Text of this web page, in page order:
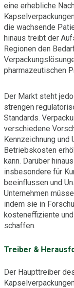
eine erhebliche
die wachsende
hinaus treibt der
Regionen den
pharmazeutischen
Der Markt steht
strengen
Standards.
verschiedene
Kennzeichnung und
Betriebskosten
kann. Darüber
insbesondere für
beeinflussen und
Unternehmen
indem sie in
kosteneffiziente
schaffen.
Treiber &
Der Haupttreiber